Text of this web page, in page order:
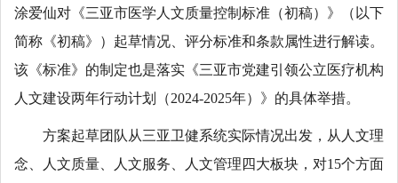
涂爱仙对《三亚市医学人文质量控制标准（初稿）》（以下
简称《初稿》）起草情况、评分标准和条款属性进行解读。
该《标准》的制定也是落实《三亚市党建引领公立医疗机构
人文建设两年行动计划（2024-2025年）》的具体举措。
方案起草团队从三亚卫健系统实际情况出发，从人文理
念、人文质量、人文服务、人文管理四大板块，对15个方面